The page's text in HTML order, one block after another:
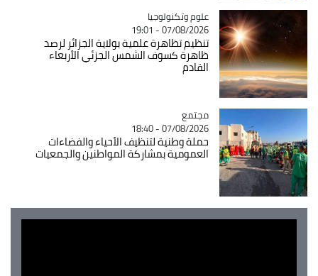
Catégorie
علوم وتكنولوجيا
07/08/2026 - 19:01
تنظيم تظاهرة علمية بولاية الجزائر لرصد
ظاهرة كسوف الشمس الجزئي الأربعاء
القادم
Catégorie
مجتمع
07/08/2026 - 18:40
حملة وطنية لتنظيف الأحياء والفضاءات
العمومية بمشاركة المواطنين والجمعيات